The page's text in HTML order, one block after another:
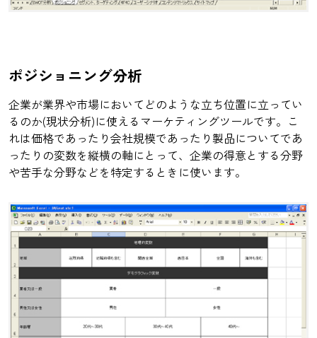
ポジショニング分析
企業が業界や市場においてどのような立ち位置に立ってい
るのか(現状分析)に使えるマーケティングツールです。こ
れは価格であったり会社規模であったり製品についてであ
ったりの変数を縦横の軸にとって、企業の得意とする分野
や苦手な分野などを特定するときに使います。